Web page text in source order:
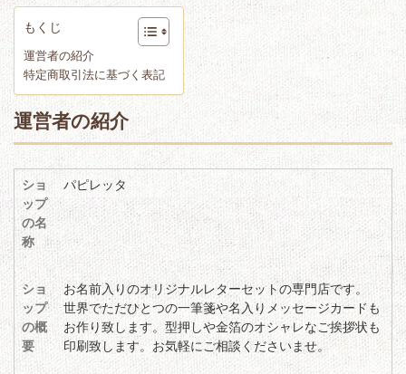
もくじ
運営者の紹介
特定商取引法に基づく表記
運営者の紹介
ショ
ップ
の名
称
パピレッタ
ショ
ップ
の概
要
お名前入りのオリジナルレターセットの専門店です。
世界でただひとつの一筆箋や名入りメッセージカードも
お作り致します。型押しや金箔のオシャレなご挨拶状も
印刷致します。お気軽にご相談くださいませ。